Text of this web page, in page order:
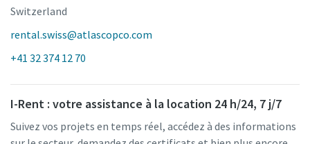
Switzerland
rental.swiss@atlascopco.com
+41 32 374 12 70
I-Rent : votre assistance à la location 24 h/24, 7 j/7
Suivez vos projets en temps réel, accédez à des informations